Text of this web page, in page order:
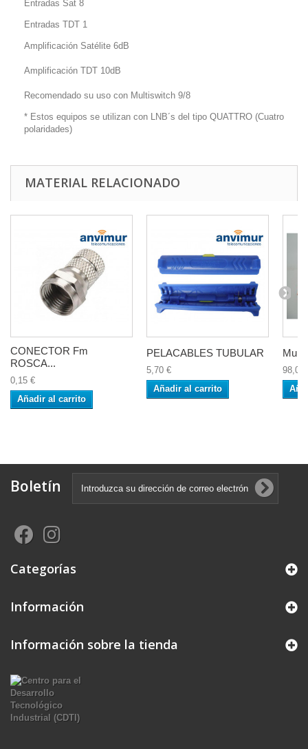
Entradas Sat 8
Entradas TDT 1
Amplificación Satélite 6dB
Amplificación TDT 10dB
Recomendado su uso con Multiswitch 9/8
* Estos equipos se utilizan con LNB´s del tipo QUATTRO (Cuatro
polaridades)
MATERIAL RELACIONADO
CONECTOR Fm
ROSCA...
0,15 €
Añadir al carrito
PELACABLES TUBULAR
5,70 €
Añadir al carrito
98,00
Boletín
Categorías
Información
Información sobre la tienda